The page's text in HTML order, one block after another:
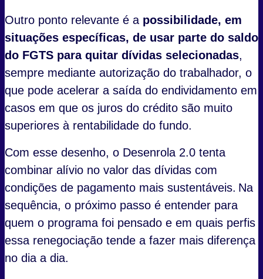
Outro ponto relevante é a possibilidade, em
situações específicas, de usar parte do saldo
do FGTS para quitar dívidas selecionadas,
sempre mediante autorização do trabalhador, o
que pode acelerar a saída do endividamento em
casos em que os juros do crédito são muito
superiores à rentabilidade do fundo.
Com esse desenho, o Desenrola 2.0 tenta
combinar alívio no valor das dívidas com
condições de pagamento mais sustentáveis. Na
sequência, o próximo passo é entender para
quem o programa foi pensado e em quais perfis
essa renegociação tende a fazer mais diferença
no dia a dia.